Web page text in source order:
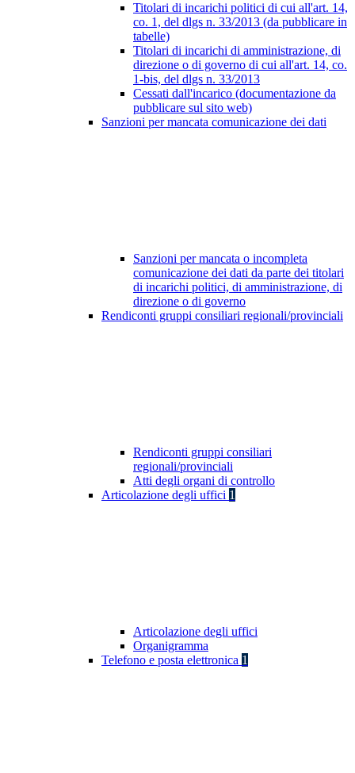
Titolari di incarichi politici di cui all'art. 14,
co. 1, del dlgs n. 33/2013 (da pubblicare in
tabelle)
Titolari di incarichi di amministrazione, di
direzione o di governo di cui all'art. 14, co.
1-bis, del dlgs n. 33/2013
Cessati dall'incarico (documentazione da
pubblicare sul sito web)
Sanzioni per mancata comunicazione dei dati
Sanzioni per mancata o incompleta
comunicazione dei dati da parte dei titolari
di incarichi politici, di amministrazione, di
direzione o di governo
Rendiconti gruppi consiliari regionali/provinciali
Rendiconti gruppi consiliari
regionali/provinciali
Atti degli organi di controllo
Articolazione degli uffici 1
Articolazione degli uffici
Organigramma
Telefono e posta elettronica 1